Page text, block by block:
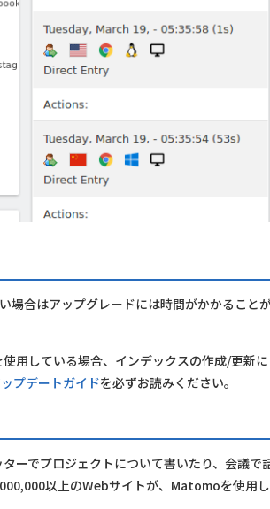
場合はアップグレードには時間がかかること
用している場合、インデックスの作成/更新に
プデートガイドを必ずお読みください。
ーでプロジェクトについて書いたり、会議で
以上のWebサイトが、Matomoを使用し